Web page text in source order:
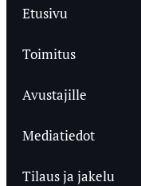
Etusivu
Toimitus
Avustajille
Mediatiedot
Tilaus ja jakelu